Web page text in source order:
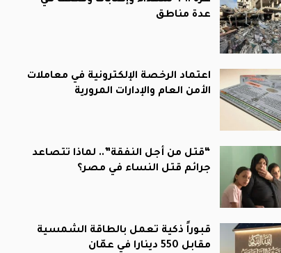
عدة مناطق
اعتماد الرخصة الإلكترونية في معاملات
الأمن العام والإدارات المرورية
“قتل من أجل النفقة”.. لماذا تتصاعد
جرائم قتل النساء في مصر؟
قبوراً ذكية تعمل بالطاقة الشمسية
مقابل 550 دينارا في عمّان